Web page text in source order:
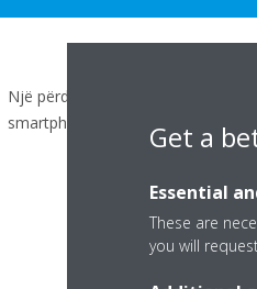
Një përdorues tjetër kontrollon
smartphone. Prisni pak minuta dhe
Get a
Essential
These are
you will